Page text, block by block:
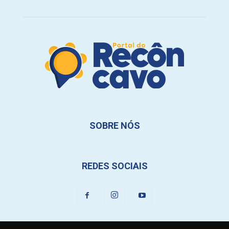
SOBRE NÓS
REDES SOCIAIS